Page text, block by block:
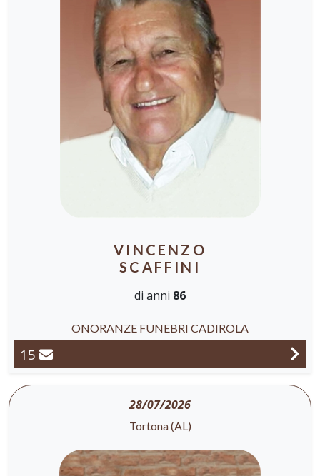
VINCENZO
SCAFFINI
di anni 86
ONORANZE FUNEBRI CADIROLA
15
28/07/2026
Tortona (AL)